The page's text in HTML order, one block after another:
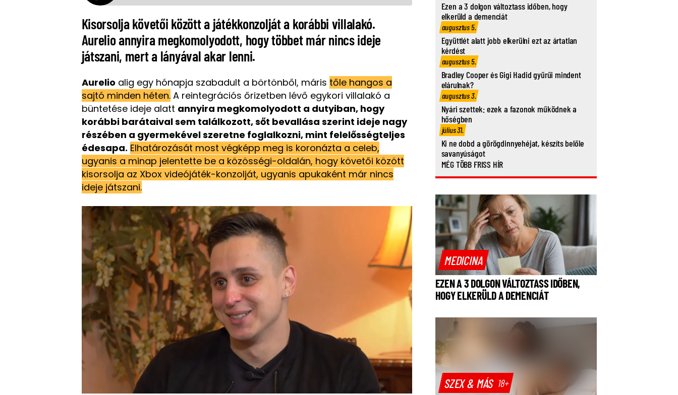
Kisorsolja követői között a játékkonzolját a korábbi villalakó.
Aurelio annyira megkomolyodott, hogy többet már nincs ideje
játszani, mert a lányával akar lenni.
Aurelio alig egy hónapja szabadult a börtönből, máris tőle hangos a
sajtó minden héten.A reintegrációs őrizetben lévő egykori villalakó a
büntetése ideje alatt annyira megkomolyodott a dutyiban, hogy
korábbi barátaival sem találkozott, sőt bevallása szerint ideje nagy
részében a gyermekével szeretne foglalkozni, mint felelősségteljes
édesapa. Elhatározását most végképp meg is koronázta a celeb,
ugyanis a minap jelentette be a közösségi-oldalán, hogy követői között
kisorsolja az Xbox videójáték-konzolját, ugyanis apukaként már nincs
ideje játszani.
Ezen a 3 dolgon változtass időben, hogy
elkerüld a demenciát
augusztus 5.
Együttlét alatt jobb elkerülni ezt az ártatlan
kérdést
augusztus 5.
Bradley Cooper és Gigi Hadid gyűrűi mindent
elárulnak?
augusztus 3.
Nyári szettek: ezek a fazonok működnek a
hőségben
július 31.
Ki ne dobd a görögdinnyehéjat, készíts belőle
savanyúságot
MÉG TÖBB FRISS HÍR
MEDICINA
EZEN A 3 DOLGON VÁLTOZTASS IDŐBEN,
HOGY ELKERÜLD A DEMENCIÁT
SZEX & MÁS 18+